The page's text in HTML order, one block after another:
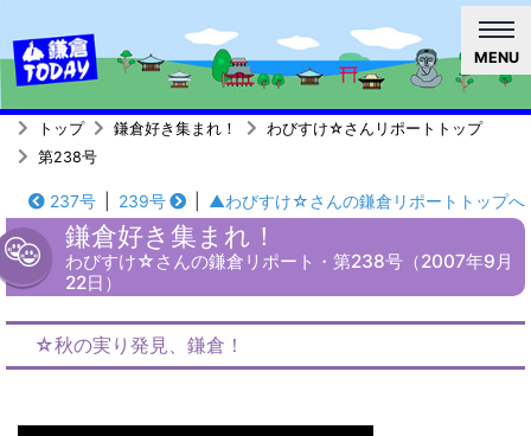
MENU
トップ 鎌倉好き集まれ！
わびすけ☆さんリポートトップ
第238号
237号 239号 ▲わびすけ☆さんの鎌倉リポートトップへ
鎌倉好き集まれ！
わびすけ☆さんの鎌倉リポート・第238号（2007年9月
22日）
☆秋の実り発見、鎌倉！